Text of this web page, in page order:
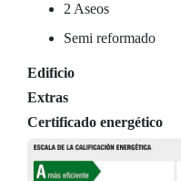
2 Aseos
Semi reformado
Edificio
Extras
Certificado energético